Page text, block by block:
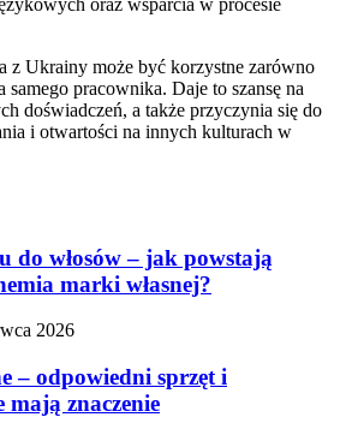
z Ukrainy może być korzystne zarówno
pracownika. Daje to szansę na
doświadczeń, a także przyczynia się do
i otwartości na innych kulturach w
do włosów – jak powstają
marki własnej?
2026
– odpowiedni sprzęt i
mają znaczenie